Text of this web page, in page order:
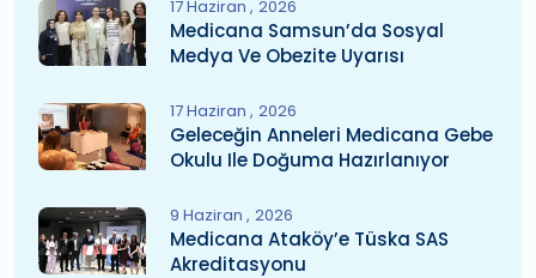
17 Haziran 2026
Medicana Samsun’da Sosyal
Medya Ve Obezite Uyarısı
17 Haziran 2026
Geleceğin Anneleri Medicana Gebe
Okulu Ile Doğuma Hazırlanıyor
9 Haziran 2026
Medicana Ataköy’e Tüska SAS
Akreditasyonu